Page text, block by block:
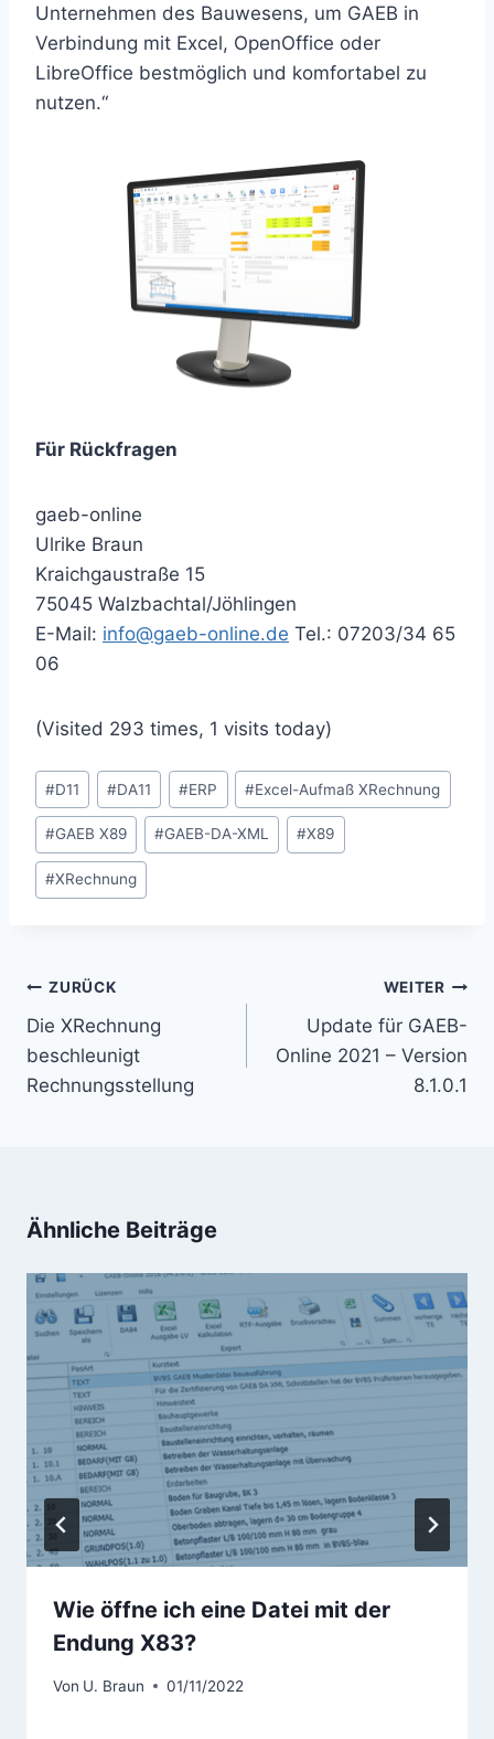
Unternehmen des Bauwesens, um GAEB in
Verbindung mit Excel, OpenOffice oder
LibreOffice bestmöglich und komfortabel zu
nutzen.“
Für Rückfragen
gaeb-online
Ulrike Braun
Kraichgaustraße 15
75045 Walzbachtal/Jöhlingen
E-Mail: info@gaeb-online.de Tel.: 07203/34 65
06
(Visited 293 times, 1 visits today)
Schlagworte:
#D11 #DA11 #ERP #Excel-Aufmaß XRechnung
#GAEB X89 #GAEB-DA-XML #X89
#XRechnung
Beitragsnavigation
ZURÜCK
Die XRechnung
beschleunigt
Rechnungsstellung
WEITER
Update für GAEB-
Online 2021 – Version
8.1.0.1
Ähnliche Beiträge
Wie öffne ich eine Datei mit der
Endung X83?
Von U. Braun 01/11/2022